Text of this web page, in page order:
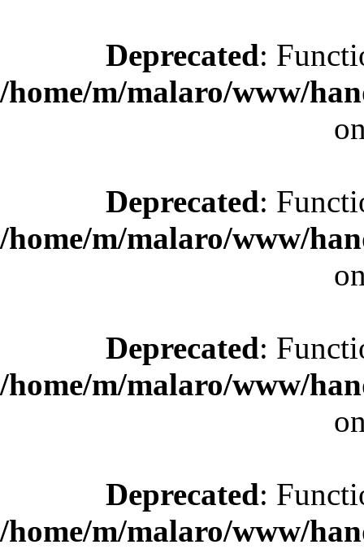
Deprecated:
/home/m/malaro/www/
Deprecated:
/home/m/malaro/www/
Deprecated:
/home/m/malaro/www/
Deprecated:
/home/m/malaro/www/